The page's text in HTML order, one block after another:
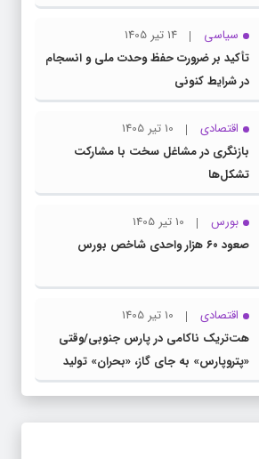
عبور کنیم
سیاسی
14 تیر 1405
تأکید بر ضرورت حفظ وحدت ملی و انسجام
در شرایط کنونی
اقتصادی
10 تیر 1405
بازنگری در مشاغل سخت با مشارکت
تشکل‌ها
بورس
10 تیر 1405
صعود ۶۰ هزار واحدی شاخص بورس
اقتصادی
10 تیر 1405
هت‌تریک ناکامی در پارس جنوبی/وقتی
«پتروپارس» به جای گاز، «بحران» تولید
می‌کند